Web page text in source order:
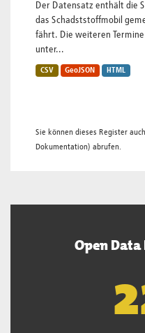
Der Datensatz enthält die
das Schadststoffmobil
fährt. Die weiteren
unter...
CSV GeoJSON HTML
Sie können dieses Register
Dokumentation) abrufen.
Open